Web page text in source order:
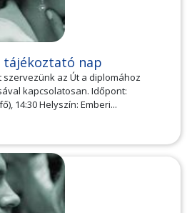
nap
az Út a diplomához
kapcsolatosan. Időpont:
14:30 Helyszín: Emberi...